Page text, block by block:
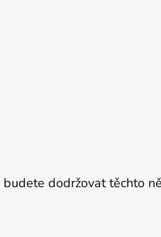
dodržovat těchto